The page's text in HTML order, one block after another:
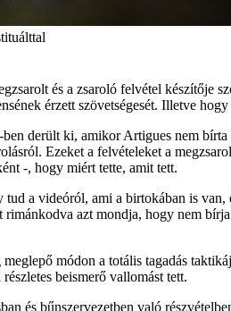
és a zsaroló felvétel készítője
érzett szövetségesét. Illetve
derült ki, amikor Artigues nem
Ezeket a felvételeket a
-, hogy miért tette, amit tett.
a videóról, ami a birtokában is van,
azt mondja, hogy nem
módon a totális tagadás
beismerő vallomást tett.
és bűnszervezetben való